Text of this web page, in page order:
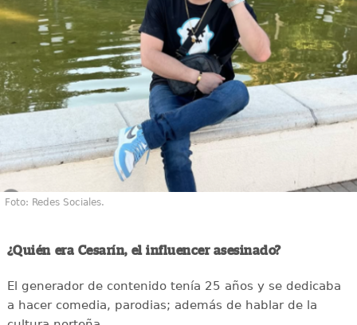
Foto: Redes Sociales.
¿Quién era Cesarín, el influencer asesinado?
El generador de contenido tenía 25 años y se dedicaba
a hacer comedia, parodias; además de hablar de la